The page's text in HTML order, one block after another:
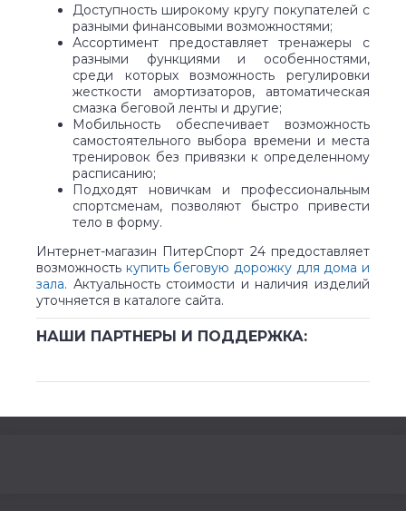
Доступность широкому кругу покупателей с
разными финансовыми возможностями;
Ассортимент предоставляет тренажеры с
разными функциями и особенностями,
среди которых возможность регулировки
жесткости амортизаторов, автоматическая
смазка беговой ленты и другие;
Мобильность обеспечивает возможность
самостоятельного выбора времени и места
тренировок без привязки к определенному
расписанию;
Подходят новичкам и профессиональным
спортсменам, позволяют быстро привести
тело в форму.
Интернет-магазин ПитерСпорт 24 предоставляет
возможность купить беговую дорожку для дома и
зала. Актуальность стоимости и наличия изделий
уточняется в каталоге сайта.
НАШИ ПАРТНЕРЫ И ПОДДЕРЖКА: